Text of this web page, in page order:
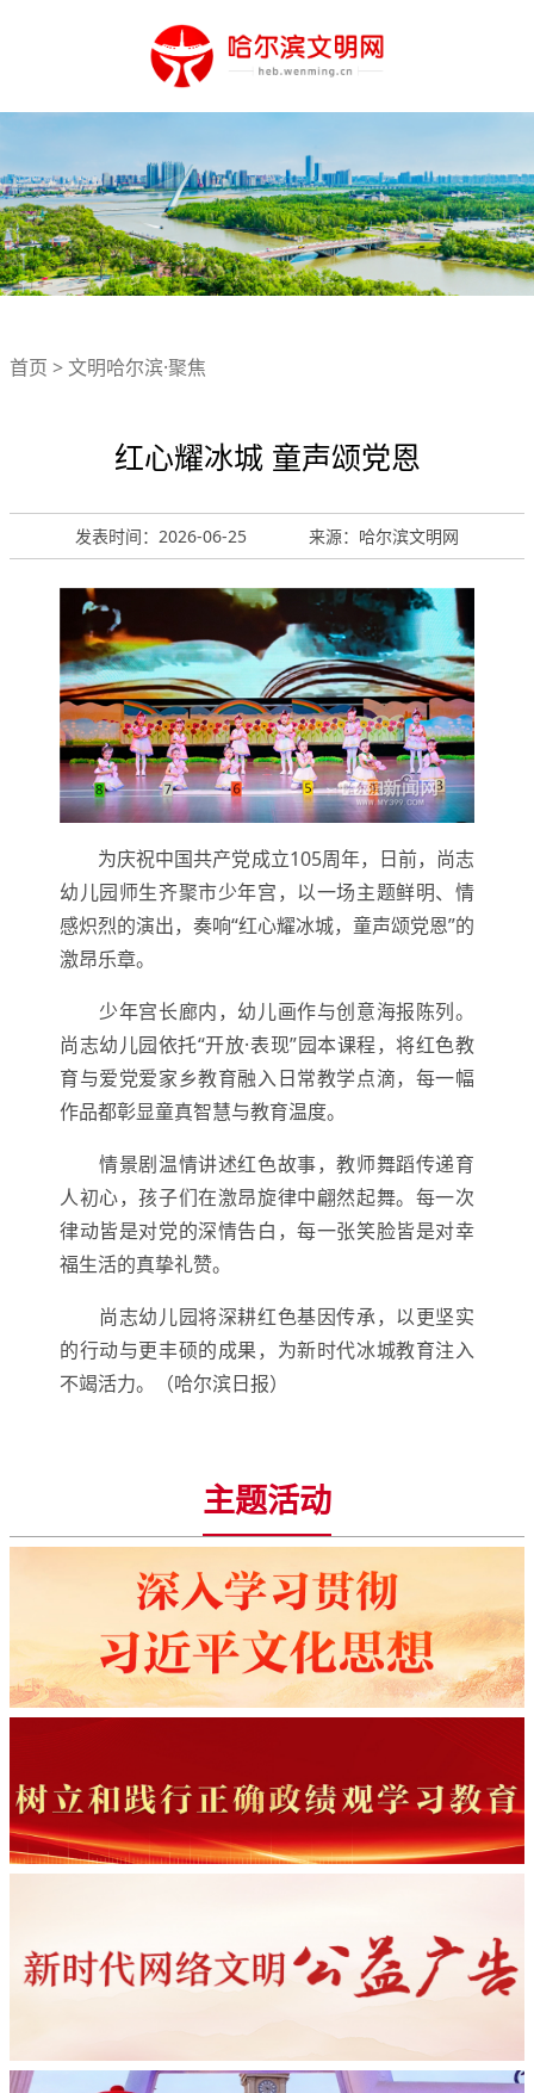
首页 >文明哈尔滨·聚焦
红心耀冰城 童声颂党恩
发表时间：2026-06-25 来源：哈尔滨文明网
为庆祝中国共产党成立105周年，日前，尚志
幼儿园师生齐聚市少年宫，以一场主题鲜明、情
感炽烈的演出，奏响“红心耀冰城，童声颂党恩”的
激昂乐章。
少年宫长廊内，幼儿画作与创意海报陈列。
尚志幼儿园依托“开放·表现”园本课程，将红色教
育与爱党爱家乡教育融入日常教学点滴，每一幅
作品都彰显童真智慧与教育温度。
情景剧温情讲述红色故事，教师舞蹈传递育
人初心，孩子们在激昂旋律中翩然起舞。每一次
律动皆是对党的深情告白，每一张笑脸皆是对幸
福生活的真挚礼赞。
尚志幼儿园将深耕红色基因传承，以更坚实
的行动与更丰硕的成果，为新时代冰城教育注入
不竭活力。（哈尔滨日报）
主题活动